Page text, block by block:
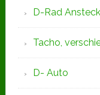
D-Rad
Tacho,
D- Auto